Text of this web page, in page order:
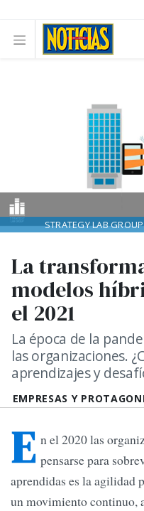
EMPRESAS Y
La
modelos
el 2021
La época de la
las organizaciones.
aprendizajes y
STRATEGY LAB
E n el 2020 las
pensarse para
aprendidas es la agilidad
un movimiento continuo,